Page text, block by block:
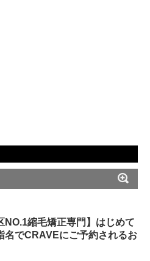
NO.1縮毛矯正専門】はじめて
名でCRAVEにご予約されるお